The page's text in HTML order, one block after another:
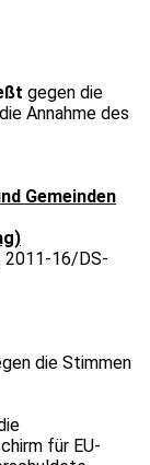
gegen die
Annahme des
Gemeinden
2011-16/DS-
die Stimmen
für EU-